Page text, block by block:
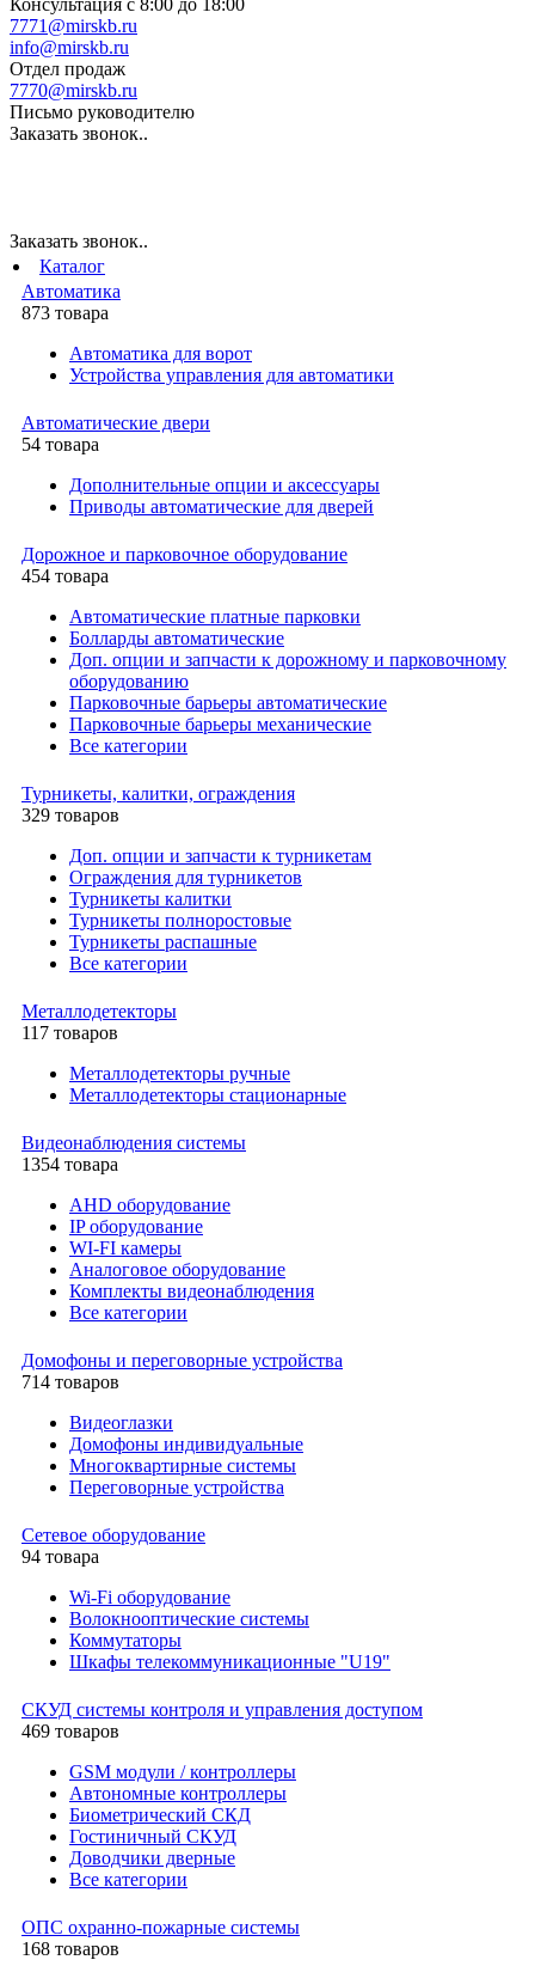
Консультация с 8:00 до 18:00
7771@mirskb.ru
info@mirskb.ru
Отдел продаж
7770@mirskb.ru
Письмо руководителю
Заказать звонок..
Заказать звонок..
Каталог
Автоматика
873 товара
Автоматика для ворот
Устройства управления для автоматики
Автоматические двери
54 товара
Дополнительные опции и аксессуары
Приводы автоматические для дверей
Дорожное и парковочное оборудование
454 товара
Автоматические платные парковки
Болларды автоматические
Доп. опции и запчасти к дорожному и парковочному
оборудованию
Парковочные барьеры автоматические
Парковочные барьеры механические
Все категории
Турникеты, калитки, ограждения
329 товаров
Доп. опции и запчасти к турникетам
Ограждения для турникетов
Турникеты калитки
Турникеты полноростовые
Турникеты распашные
Все категории
Металлодетекторы
117 товаров
Металлодетекторы ручные
Металлодетекторы стационарные
Видеонаблюдения cистемы
1354 товара
AHD оборудование
IP оборудование
WI-FI камеры
Аналоговое оборудование
Комплекты видеонаблюдения
Все категории
Домофоны и переговорные устройства
714 товаров
Видеоглазки
Домофоны индивидуальные
Многоквартирные системы
Переговорные устройства
Сетевое оборудование
94 товара
Wi-Fi оборудование
Волокнооптические системы
Коммутаторы
Шкафы телекоммуникационные "U19"
СКУД системы контроля и управления доступом
469 товаров
GSM модули / контроллеры
Автономные контроллеры
Биометрический СКД
Гостиничный СКУД
Доводчики дверные
Все категории
ОПС охранно-пожарные системы
168 товаров